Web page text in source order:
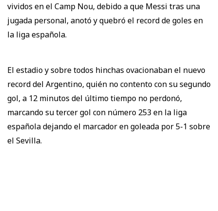
vividos en el Camp Nou, debido a que Messi tras una
jugada personal, anotó y quebró el record de goles en
la liga española.
El estadio y sobre todos hinchas ovacionaban el nuevo
record del Argentino, quién no contento con su segundo
gol, a 12 minutos del último tiempo no perdonó,
marcando su tercer gol con número 253 en la liga
española dejando el marcador en goleada por 5-1 sobre
el Sevilla.